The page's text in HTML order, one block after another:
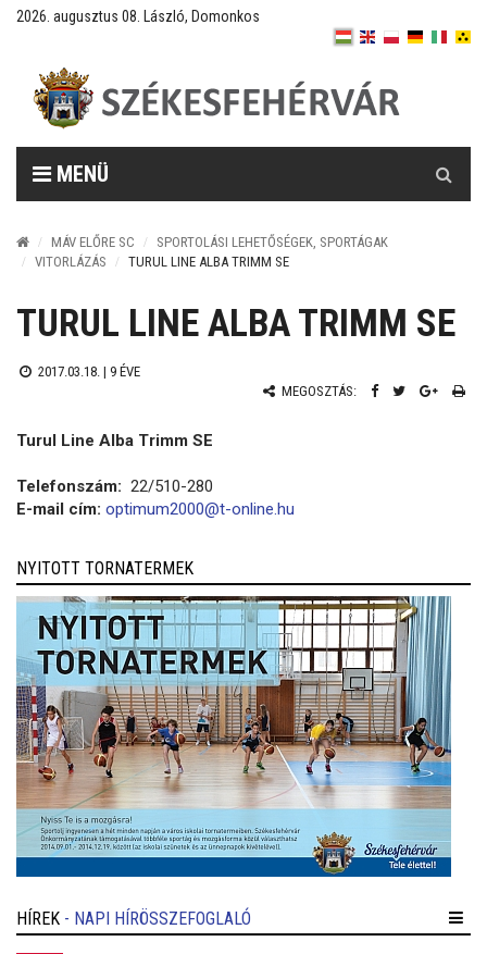
2026. augusztus 08. László, Domonkos
MENÜ
MÁV ELŐRE SC
SPORTOLÁSI LEHETŐSÉGEK, SPORTÁGAK
VITORLÁZÁS
TURUL LINE ALBA TRIMM SE
TURUL LINE ALBA TRIMM SE
2017.03.18. | 9 ÉVE
MEGOSZTÁS:
Turul Line Alba Trimm SE
Telefonszám: 22/510-280
E-mail cím: optimum2000@t-online.hu
NYITOTT TORNATERMEK
HÍREK - NAPI HÍRÖSSZEFOGLALÓ